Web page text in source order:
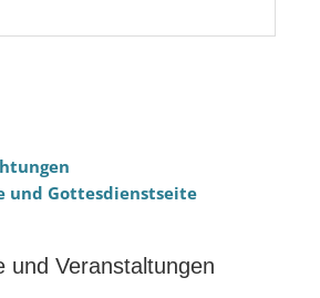
und Gottesdienstseite
und Veranstaltungen